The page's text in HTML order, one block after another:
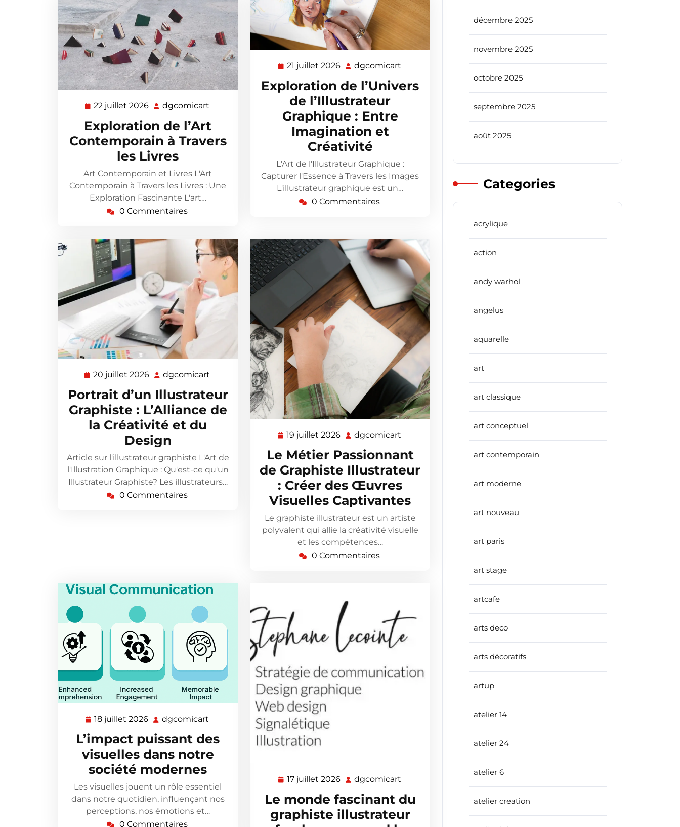
22 juillet 2026 22
juillet
2026
dgcomicart
Exploration de l’Art
Contemporain à Travers
les Livres
Art Contemporain et Livres L'Art
Contemporain à Travers les Livres : Une
Exploration Fascinante L'art…
0 Commentaires
21 juillet 2026 21
juillet
2026
dgcomicart
Exploration de l’Univers
de l’Illustrateur
Graphique : Entre
Imagination et
Créativité
L'Art de l'Illustrateur Graphique :
Capturer l'Essence à Travers les Images
L'illustrateur graphique est un…
0 Commentaires
20 juillet 2026 20
juillet
2026
dgcomicart dgcomicart
Portrait d’un Illustrateur
Graphiste : L’Alliance de
la Créativité et du
Design
Article sur l'illustrateur graphiste L'Art de
l'Illustration Graphique : Qu'est-ce qu'un
Illustrateur Graphiste? Les illustrateurs…
0 Commentaires
19 juillet 2026 19
2026
dgcomicart
Le Métier Passionnant
de Graphiste Illustrateur
: Créer des Œuvres
Visuelles Captivantes
Le graphiste illustrateur est un artiste
polyvalent qui allie la créativité visuelle
et les compétences…
0 Commentaires
18 juillet 2026 18
juillet
2026
dgcomicart dgcomicart
L’impact puissant des
visuelles dans notre
société modernes
Les visuelles jouent un rôle essentiel
dans notre quotidien, influençant nos
perceptions, nos émotions et…
0 Commentaires
17 juillet 2026 17
juillet
2026
dgcomicart
Le monde fascinant du
graphiste illustrateur
décembre 2025
novembre 2025
octobre 2025
septembre 2025
août 2025
Categories
acrylique
action
andy warhol
angelus
aquarelle
art
art classique
art conceptuel
art contemporain
art moderne
art nouveau
art paris
art stage
artcafe
arts deco
arts décoratifs
artup
atelier 14
atelier 24
atelier 6
atelier creation